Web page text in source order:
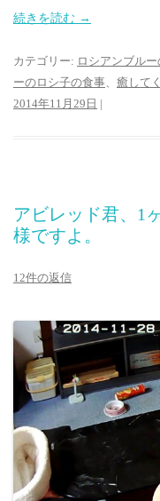
続きを読む →
カテゴリー: ロシアンブル
ーのロシ子の食事、 癒して
2014年11月29日 |
アビレッド君、1
様ですよ。
12件の返信